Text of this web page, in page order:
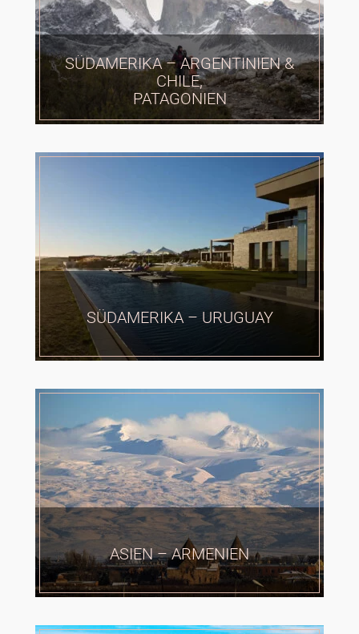
SÜDAMERIKA – ARGENTINIEN &
CHILE,
PATAGONIEN
SÜDAMERIKA – URUGUAY
ASIEN – ARMENIEN